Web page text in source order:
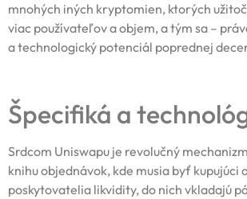
mnohých iných kryptomien, ktorých
viac používateľov a objem, a tým sa –
a technologický potenciál poprednej
Špecifiká a
Srdcom Uniswapu je revolučný
knihu objednávok, kde musia byť
poskytovatelia likvidity, do nich vkladajú